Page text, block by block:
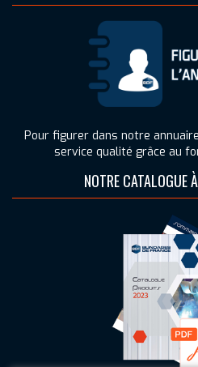
Pour figurer dans notre
service qualité grâce au
NOTRE CATALOGUE